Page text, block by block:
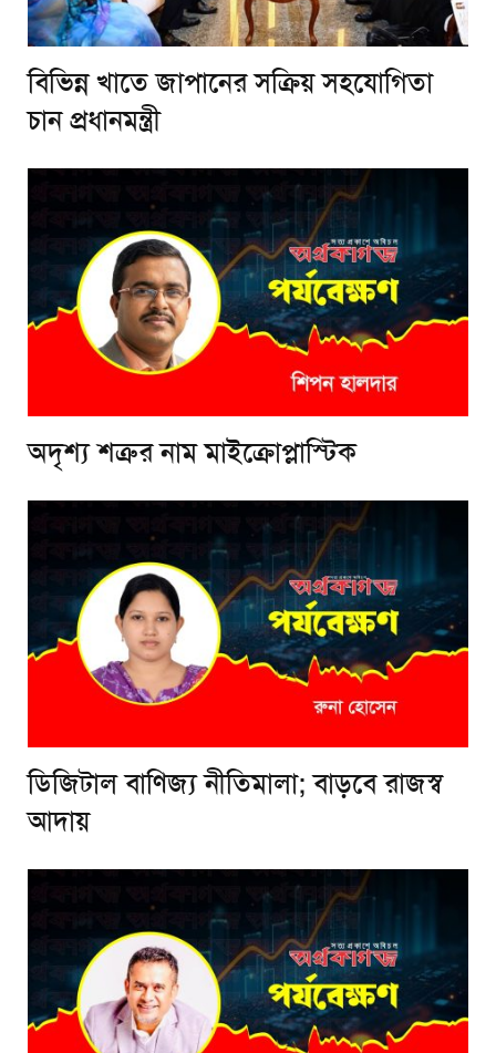
বিভিন্ন খাতে জাপানের সক্রিয় সহযোগিতা
চান প্রধানমন্ত্রী
অদৃশ্য শত্রুর নাম মাইক্রোপ্লাস্টিক
ডিজিটাল বাণিজ্য নীতিমালা; বাড়বে রাজস্ব
আদায়